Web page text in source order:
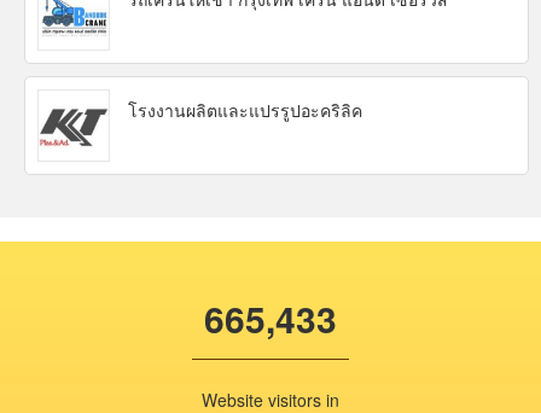
โรงงานผลิตและแปรรูปอะคริลิค
665,433
Website visitors in